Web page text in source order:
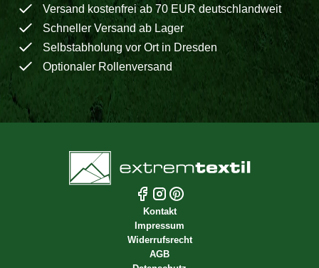
Versand kostenfrei ab 70 EUR deutschlandweit
Schneller Versand ab Lager
Selbstabholung vor Ort in Dresden
Optionaler Rollenversand
Kontakt
Impressum
Widerrufsrecht
AGB